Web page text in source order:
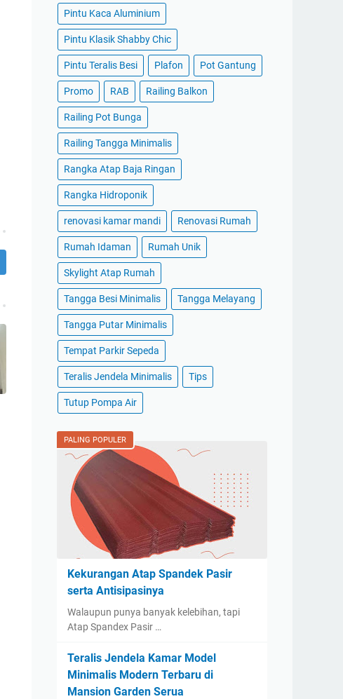
Pintu Kaca Aluminium
Pintu Klasik Shabby Chic
Pintu Teralis Besi Plafon Pot Gantung
Promo RAB Railing Balkon
Railing Pot Bunga
Railing Tangga Minimalis
Rangka Atap Baja Ringan
Rangka Hidroponik
renovasi kamar mandi Renovasi Rumah
Rumah Idaman Rumah Unik
Skylight Atap Rumah
Tangga Besi Minimalis Tangga Melayang
Tangga Putar Minimalis
Tempat Parkir Sepeda
Teralis Jendela Minimalis Tips
Tutup Pompa Air
PALING POPULER
Kekurangan Atap Spandek Pasir
serta Antisipasinya
Walaupun punya banyak kelebihan, tapi
Atap Spandex Pasir …
Teralis Jendela Kamar Model
Minimalis Modern Terbaru di
Mansion Garden Serua